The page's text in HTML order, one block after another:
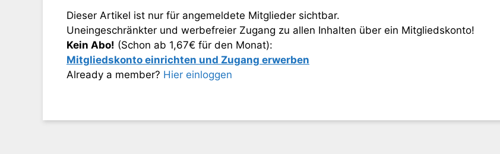
Dieser Artikel ist nur für angemeldete Mitglieder sichtbar.
Uneingeschränkter und werbefreier Zugang zu allen Inhalten über ein Mitgliedskonto!
Kein Abo! (Schon ab 1,67€ für den Monat):
Mitgliedskonto einrichten und Zugang erwerben
Already a member? Hier einloggen